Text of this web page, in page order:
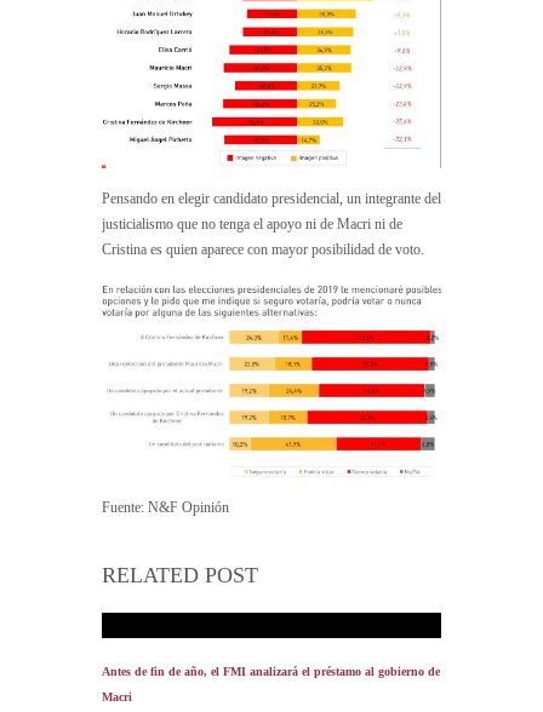
Pensando en elegir candidato presidencial, un integrante del
justicialismo que no tenga el apoyo ni de Macri ni de
Cristina es quien aparece con mayor posibilidad de voto.
Fuente: N&F Opinión
RELATED POST
Antes de fin de año, el FMI analizará el préstamo al gobierno de
Macri